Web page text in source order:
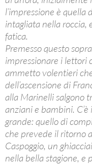
l’impressione è quella
intagliata nella roccia,
fatica.
Premesso questo
impressionare i lettori
ammetto volentieri
dell’ascensione di
alla Marinelli salgono
anziani e bambini.
grande: quello di
che prevede il ritorno
Caspoggio, un
nella bella stagione, e